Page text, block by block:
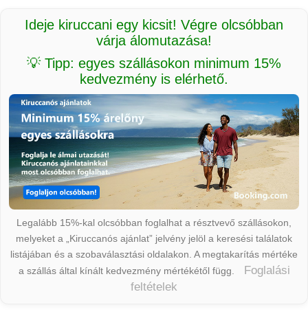
Ideje kiruccani egy kicsit! Végre olcsóbban
várja álomutazása!
💡 Tipp: egyes szállásokon minimum 15%
kedvezmény is elérhető.
Legalább 15%-kal olcsóbban foglalhat a résztvevő szállásokon,
melyeket a „Kiruccanós ajánlat” jelvény jelöl a keresési találatok
listájában és a szobaválasztási oldalakon. A megtakarítás mértéke
a szállás által kínált kedvezmény mértékétől függ.
Foglalási
feltételek